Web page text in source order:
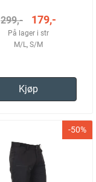
299,- 179,-
På lager i str
M/L, S/M
Kjøp
-50%